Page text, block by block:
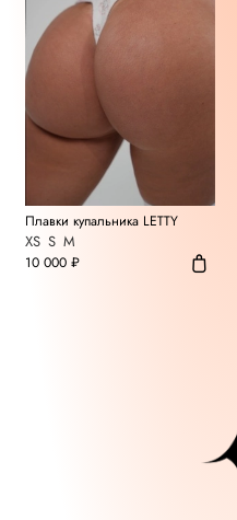
Плавки купальника LETTY
XS S M
10 000 ₽